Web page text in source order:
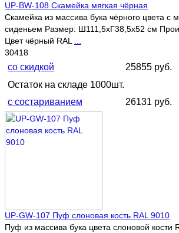
UP-BW-108 Скамейка мягкая чёрная
Скамейка из массива бука чёрного цвета с
сиденьем Размер: Ш111,5хГ38,5х52 см
Цвет чёрный RAL ...
30418
со скидкой
25855 руб.
Остаток на складе 1000шт.
с состариванием
26131 руб.
UP-GW-107 Пуф слоновая кость RAL 9010
Пуф из массива бука цвета слоновой кости